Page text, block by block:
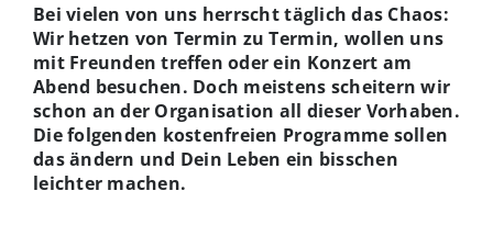
Bei vielen von uns herrscht täglich das Chaos:
Wir hetzen von Termin zu Termin, wollen uns
mit Freunden treffen oder ein Konzert am
Abend besuchen. Doch meistens scheitern wir
schon an der Organisation all dieser Vorhaben.
Die folgenden kostenfreien Programme sollen
das ändern und Dein Leben ein bisschen
leichter machen.